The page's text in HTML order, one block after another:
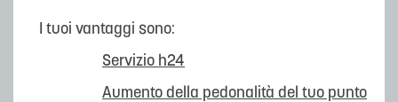
I tuoi vantaggi sono:
Servizio h24
Aumento della pedonalità del tuo punto